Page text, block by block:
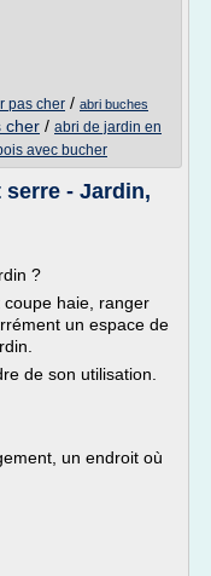
pas cher / abri buches
cher / abri de jardin en
avec bucher
- Jardin,
?
haie, ranger
un espace de
de son utilisation.
un endroit où